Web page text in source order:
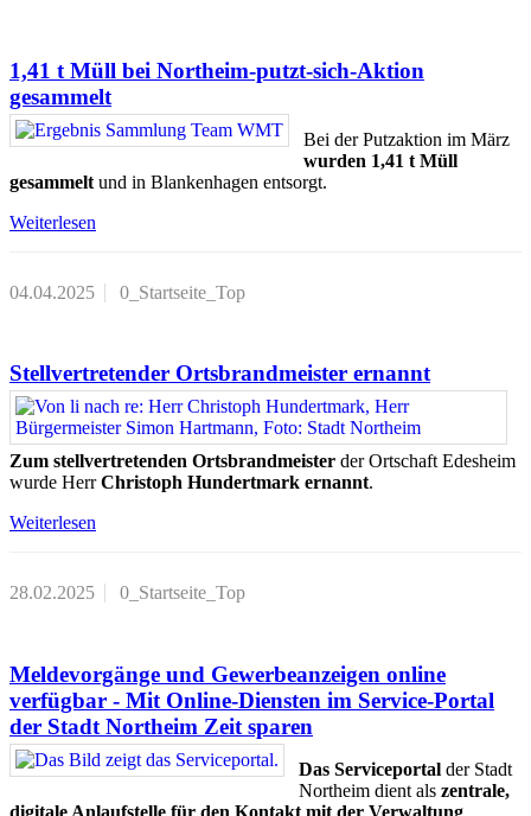
1,41 t Müll bei Northeim-putzt-sich-Aktion
gesammelt
Bei der Putzaktion im März
wurden 1,41 t Müll
gesammelt und in Blankenhagen entsorgt.
Weiterlesen
04.04.2025 0_Startseite_Top
Stellvertretender Ortsbrandmeister ernannt
Zum stellvertretenden Ortsbrandmeister der Ortschaft Edesheim
wurde HerrChristoph Hundertmark ernannt.
Weiterlesen
28.02.2025 0_Startseite_Top
Meldevorgänge und Gewerbeanzeigen online
verfügbar - Mit Online-Diensten im Service-Portal
der Stadt Northeim Zeit sparen
Das Serviceportal der Stadt
Northeim dient als zentrale,
digitale Anlaufstelle für den Kontakt mit der Verwaltung